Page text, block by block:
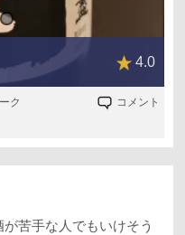
4.0
ク コメント
苦手な人でもいけそう